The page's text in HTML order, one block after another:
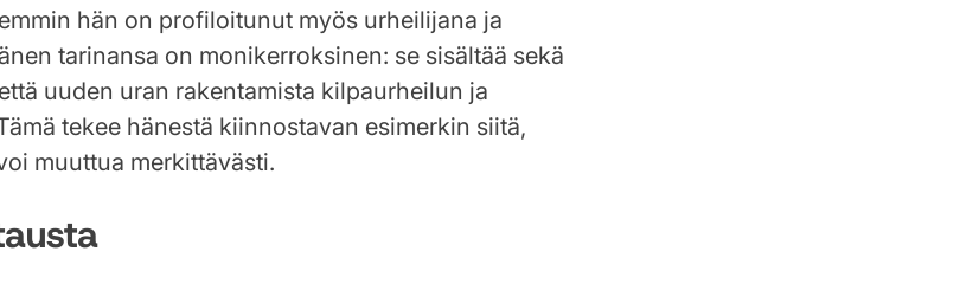
hän on profiloitunut myös urheilijana ja
tarinansa on monikerroksinen: se sisältää sekä
uuden uran rakentamista kilpaurheilun ja
tekee hänestä kiinnostavan esimerkin siitä,
muuttua merkittävästi.